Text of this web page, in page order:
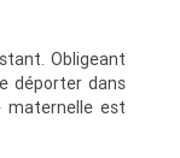
Obligeant
déporter dans
maternelle est